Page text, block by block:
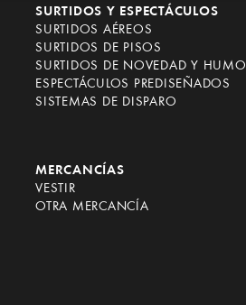
SURTIDOS Y ESPECTÁCULOS
SURTIDOS AÉREOS
SURTIDOS DE PISOS
SURTIDOS DE NOVEDAD Y HUMO
ESPECTÁCULOS PREDISEÑADOS
SISTEMAS DE DISPARO
MERCANCÍAS
VESTIR
OTRA MERCANCÍA